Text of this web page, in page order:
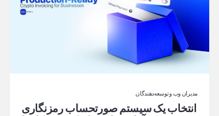
مدیران وب و توسعه‌دهندگان
انتخاب یک سیستم صورتحساب رمزنگاری